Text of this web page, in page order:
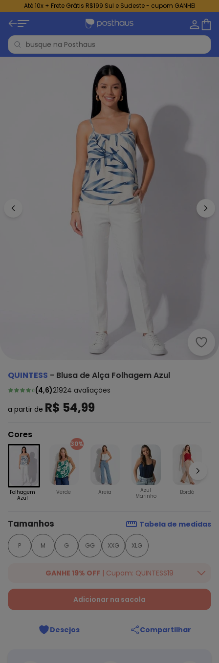
Até 10x + Frete Grátis R$199 Sul e Sudeste - cupom GANHEI
QUINTESS - Blusa de Alça Folhagem Azul
(4,6)21924 avaliações
a partir de R$ 54,99
Cores
Folhagem
Azul
30%
Verde Areia
Azul
Marinho
Bordô
Tamanhos Tabela de medidas
P M G GG XXG XLG
GANHE 19% OFF | Cupom: QUINTESS19
Ganhe 19% OFF Extra em qualquer valor, usando o cupom:
QUINTESS19. Válido para toda loja Quintess, até 07/08/2026.
Adicionar na sacola
Desejos Compartilhar